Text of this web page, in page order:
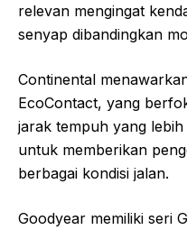
relevan mengingat
senyap dibandingkan
Continental
EcoContact, yang
jarak tempuh yang
untuk memberikan
berbagai kondisi jalan.
Goodyear memiliki seri